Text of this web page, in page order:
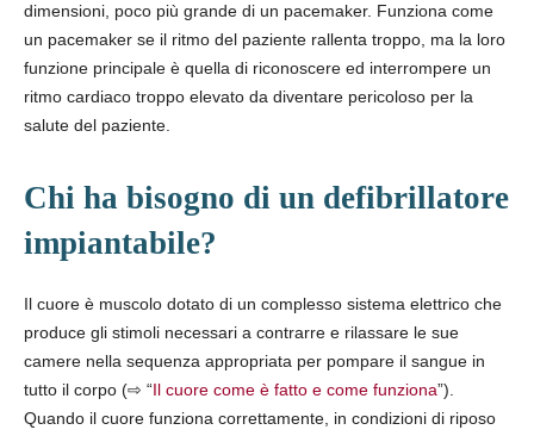
dimensioni, poco più grande di un pacemaker. Funziona come
un pacemaker se il ritmo del paziente rallenta troppo, ma la loro
funzione principale è quella di riconoscere ed interrompere un
ritmo cardiaco troppo elevato da diventare pericoloso per la
salute del paziente.
Chi ha bisogno di un defibrillatore
impiantabile?
Il cuore è muscolo dotato di un complesso sistema elettrico che
produce gli stimoli necessari a contrarre e rilassare le sue
camere nella sequenza appropriata per pompare il sangue in
tutto il corpo (⇨ “Il cuore come è fatto e come funziona”).
Quando il cuore funziona correttamente, in condizioni di riposo